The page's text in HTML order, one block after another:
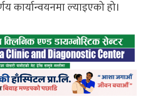
कार्यान्वयनमा ल्याइएको हो।